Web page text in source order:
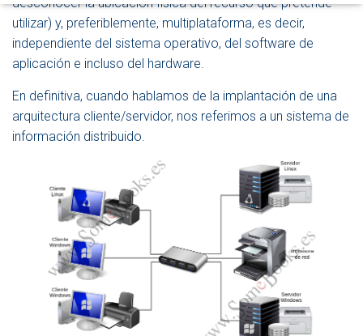
V
Ó
N
utilizar) y, preferiblemente, multiplataforma, es decir,
independiente del sistema operativo, del software de
aplicación e incluso del hardware.
En definitiva, cuando hablamos de la implantación de una
arquitectura cliente/servidor, nos referimos a un sistema de
información distribuido.